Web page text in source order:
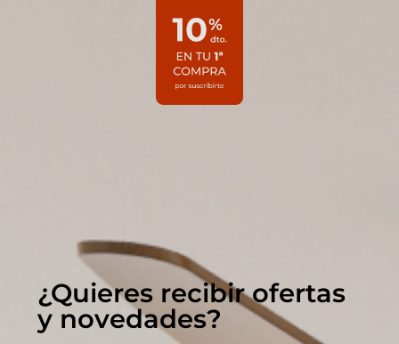
¿Quieres recibir ofertas
y novedades?